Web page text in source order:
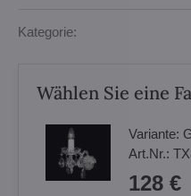
Kategorie:
Wählen Sie eine
Variante:
Art.Nr.:
128 €